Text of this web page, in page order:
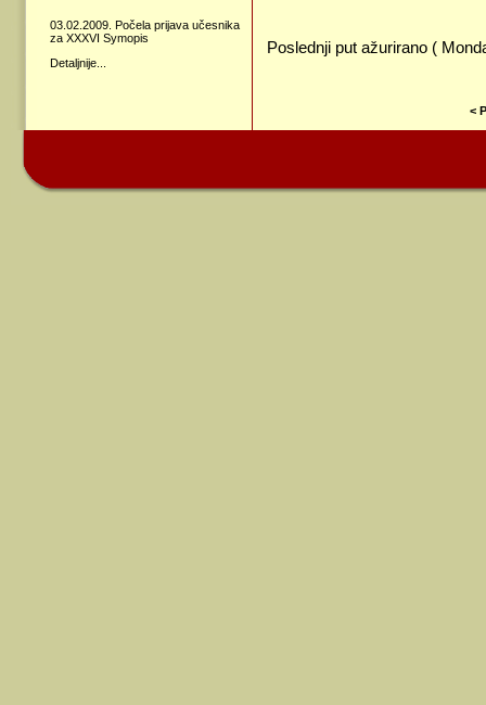
03.02.2009. Počela prijava učesnika
za XXXVI Symopis
Detaljnije...
Poslednji put ažurirano (
<